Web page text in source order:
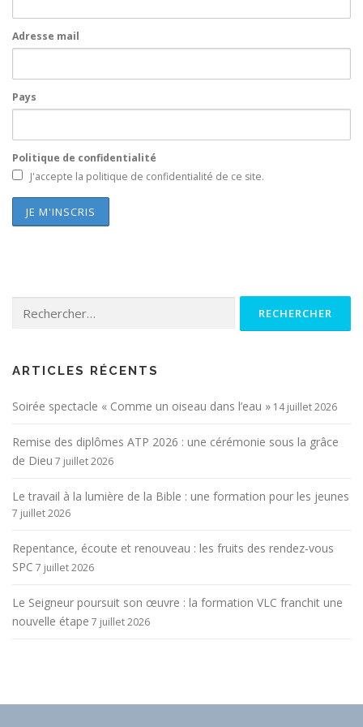
Adresse mail
Pays
Politique de confidentialité
J'accepte la politique de confidentialité de ce site.
ARTICLES RÉCENTS
Soirée spectacle « Comme un oiseau dans l’eau » 14 juillet 2026
Remise des diplômes ATP 2026 : une cérémonie sous la grâce
de Dieu 7 juillet 2026
Le travail à la lumière de la Bible : une formation pour les jeunes
7 juillet 2026
Repentance, écoute et renouveau : les fruits des rendez-vous
SPC 7 juillet 2026
Le Seigneur poursuit son œuvre : la formation VLC franchit une
nouvelle étape 7 juillet 2026